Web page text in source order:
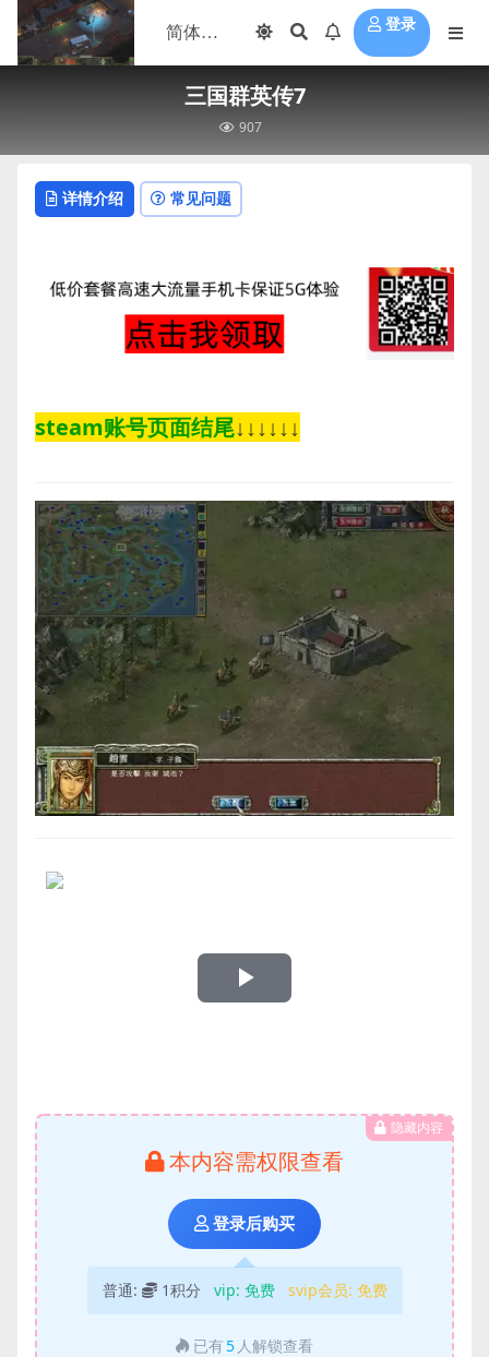
登录
三国群英传7
907
详情介绍 常见问题
steam账号页面结尾↓↓↓↓↓↓
Play
隐藏内容
本内容需权限查看
登录后购买
普通: 1积分 vip: 免费 svip会员: 免费
已有 5 人解锁查看